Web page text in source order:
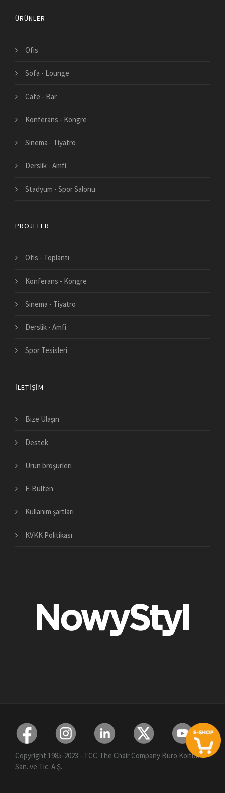
ÜRÜNLER
Ofis
Sofa - Lounge
Cafe - Bar
Konferans - Kongre
Sinema - Tiyatro
Derslik - Amfi
Stadyum - Spor Salonu
PROJELER
Ofis - Toplantı
Konferans - Kongre
Sinema - Tiyatro
Derslik - Amfi
Spor Tesisleri
İLETIŞIM
Bize Ulaşın
Destek
Ürün broşürleri
E-Bülten
Kullanım şartları
KVKK Politikası
Copyright 1985-2023 - TCC-The Chair Company Büro Koltuk
San. ve Tic. A.Ş.